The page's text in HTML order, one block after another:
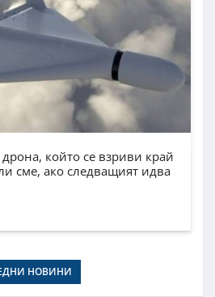
който се взриви край
сме, ако следващият идва
НОВИНИ